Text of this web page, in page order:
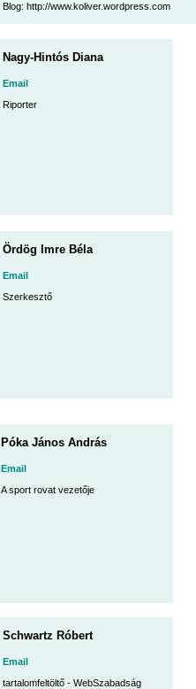
Blog: http://www.koliver.wordpress.com
Nagy-Hintós Diana
Email
Riporter
Ördög Imre Béla
Email
Szerkesztő
Póka János András
Email
A sport rovat vezetője
Schwartz Róbert
Email
tartalomfeltöltő - WebSzabadság